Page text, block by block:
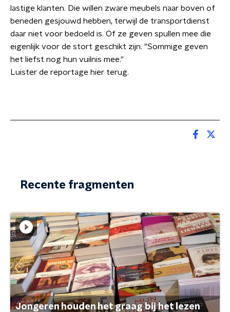
lastige klanten. Die willen zware meubels naar boven of
beneden gesjouwd hebben, terwijl de transportdienst
daar niet voor bedoeld is. Of ze geven spullen mee die
eigenlijk voor de stort geschikt zijn. "Sommige geven
het liefst nog hun vuilnis mee."
Luister de reportage hier terug.
Recente fragmenten
Jongeren houden het graag bij het lezen